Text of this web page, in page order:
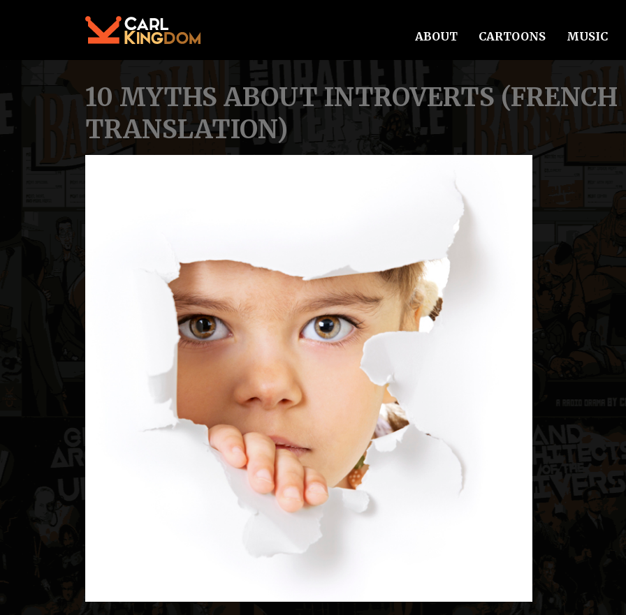
ABOUT CARTOONS MUSIC
10 MYTHS ABOUT INTROVERTS (FRENCH
TRANSLATION)